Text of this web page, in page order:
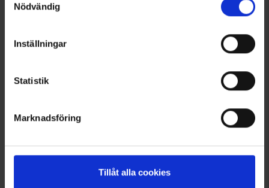
Nödvändig
Inställningar
Statistik
Marknadsföring
Tillåt alla cookies
Ankelsokker Bomuld OrganoTex ShoeCare Cleaner
Andre købte også